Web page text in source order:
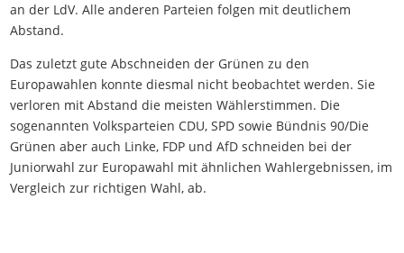
an der LdV. Alle anderen Parteien folgen mit deutlichem
Abstand.
Das zuletzt gute Abschneiden der Grünen zu den
Europawahlen konnte diesmal nicht beobachtet werden. Sie
verloren mit Abstand die meisten Wählerstimmen. Die
sogenannten Volksparteien CDU, SPD sowie Bündnis 90/Die
Grünen aber auch Linke, FDP und AfD schneiden bei der
Juniorwahl zur Europawahl mit ähnlichen Wahlergebnissen, im
Vergleich zur richtigen Wahl, ab.